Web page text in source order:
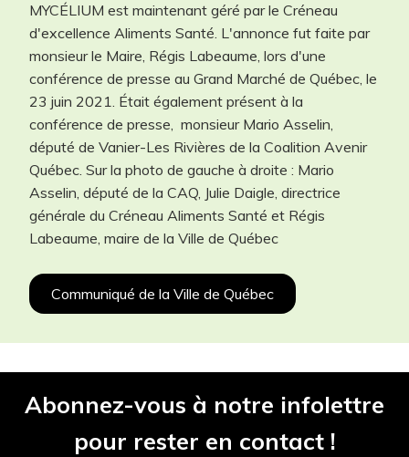
Les champs contenant un (*) sont
Participant(s) *
Projet *
Téléphone *
Courriel *
Description du projet *
MYCÉLIUM est maintenant géré par le Créneau
d'excellence Aliments Santé. L'annonce fut faite par
monsieur le Maire, Régis Labeaume, lors d'une
conférence de presse au Grand Marché de Québec, le
23 juin 2021. Était également présent à la
conférence de presse, monsieur Mario Asselin,
député de Vanier-Les Rivières de la Coalition Avenir
Québec. Sur la photo de gauche à droite : Mario
Asselin, député de la CAQ, Julie Daigle, directrice
générale du Créneau Aliments Santé et Régis
Labeaume, maire de la Ville de Québec
Communiqué de la Ville de Québec
Abonnez-vous à notre infolettre
pour rester en contact !